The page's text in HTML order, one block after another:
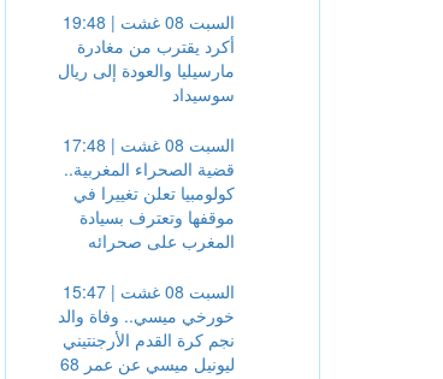
السبت 08 غشت | 19:48
أكرد يقترب من مغادرة
مارسيليا والعودة إلى ريال
السبت 08 غشت | 17:48
قضية الصحراء المغربية..
كولومبيا تعلن تغييرا في
موقفها وتعترف بسيادة
السبت 08 غشت | 15:47
خورخي ميسي.. وفاة والد
نجم كرة القدم الأرجنتيني